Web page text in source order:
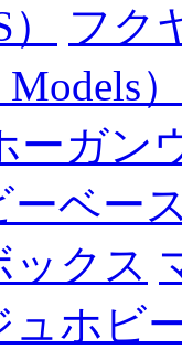
フク
ーガン
ーベー
ックス
ュホビ